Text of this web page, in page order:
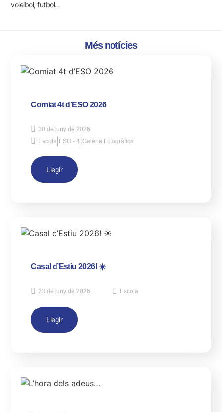
voleibol, futbol…
Més notícies
Comiat 4t d’ESO 2026
30 de juny de 2026
Escola ESO - 4 |Galeria Fotogràfica
Llegir
Casal d’Estiu 2026! ☀️
23 de juny de 2026 Escola
Llegir